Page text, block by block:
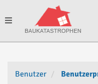
Toggle
Benutzer